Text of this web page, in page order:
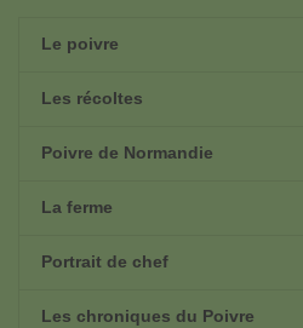
Le poivre
Les récoltes
Poivre de Normandie
La ferme
Portrait de chef
Les chroniques du Poivre